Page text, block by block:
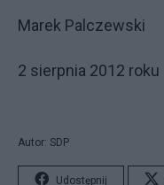
Marek Palczewski
2 sierpnia 2012 roku
Autor: SDP
Udostępnij